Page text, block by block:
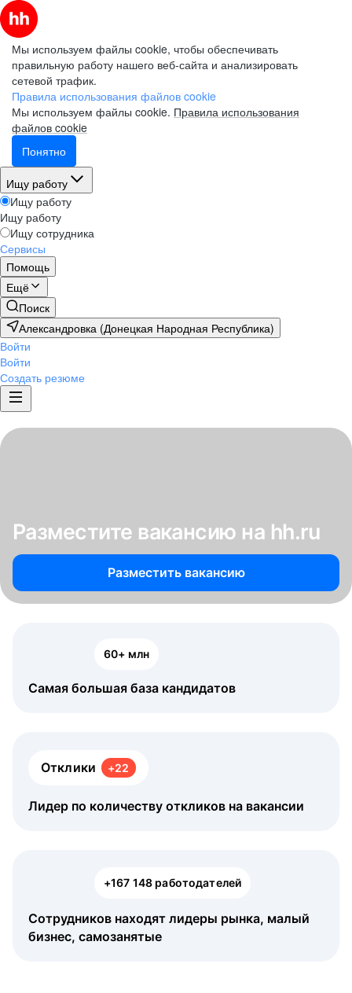
Мы используем файлы cookie, чтобы обеспечивать
правильную работу нашего веб-сайта и анализировать
сетевой трафик.
Правила использования файлов cookie
Мы используем файлы cookie. Правила использования
файлов cookie
Понятно
Ищу работу
Ищу работу
Ищу работу
Ищу сотрудника
Сервисы
Помощь
Ещё
Поиск
Александровка (Донецкая Народная Республика)
Войти
Войти
Создать резюме
Разместите вакансию на hh.ru
Разместить вакансию
60+ млн
Самая большая база кандидатов
Отклики +22
Лидер по количеству откликов на вакансии
+167 148 работодателей
Сотрудников находят лидеры рынка, малый
бизнес, самозанятые